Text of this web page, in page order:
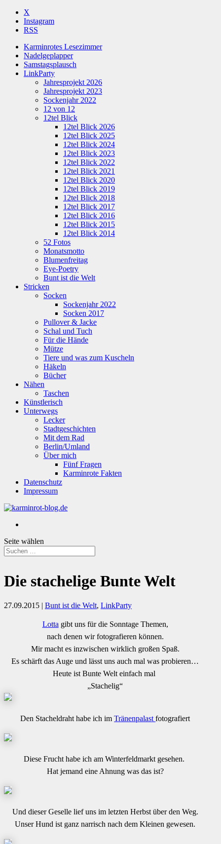
X
Instagram
RSS
Karminrotes Lesezimmer
Nadelgeplapper
Samstagsplausch
LinkParty
Jahresprojekt 2026
Jahresprojekt 2023
Sockenjahr 2022
12 von 12
12tel Blick
12tel Blick 2026
12tel Blick 2025
12tel Blick 2024
12tel Blick 2023
12tel Blick 2022
12tel Blick 2021
12tel Blick 2020
12tel Blick 2019
12tel Blick 2018
12tel Blick 2017
12tel Blick 2016
12tel Blick 2015
12tel Blick 2014
52 Fotos
Monatsmotto
Blumenfreitag
Eye-Poetry
Bunt ist die Welt
Stricken
Socken
Sockenjahr 2022
Socken 2017
Pullover & Jacke
Schal und Tuch
Für die Hände
Mütze
Tiere und was zum Kuscheln
Häkeln
Bücher
Nähen
Taschen
Künstlerisch
Unterwegs
Lecker
Stadtgeschichten
Mit dem Rad
Berlin/Umland
Über mich
Fünf Fragen
Karminrote Fakten
Datenschutz
Impressum
Seite wählen
Die stachelige Bunte Welt
27.09.2015 | Bunt ist die Welt, LinkParty
Lotta gibt uns für die Sonntage Themen,
nach denen wir fotografieren können.
Mir macht es inzwischen wirklich großen Spaß.
Es schärft das Auge und lässt uns auch mal was probieren…
Heute ist Bunte Welt einfach mal
„Stachelig“
Den Stacheldraht habe ich imTränenpalastfotografiert
Diese Frucht habe ich am Winterfeldmarkt gesehen.
Hat jemand eine Ahnung was das ist?
Und dieser Geselle lief uns im letzten Herbst über den Weg.
Unser Hund ist ganz narrisch nach dem Kleinen gewesen.